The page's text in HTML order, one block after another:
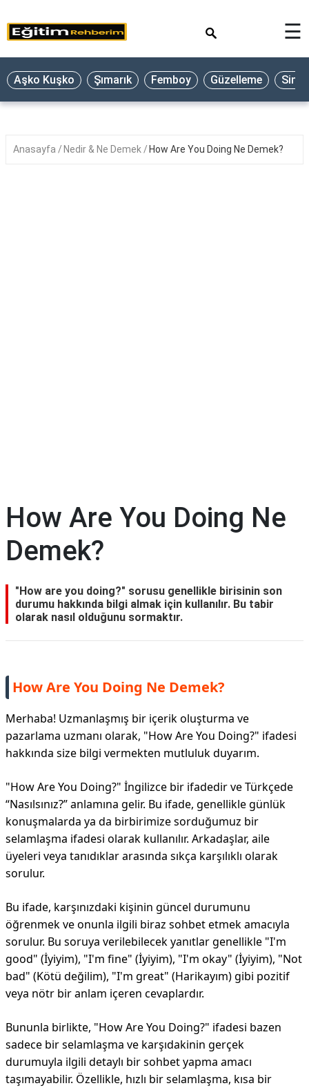
☰
Aşko Kuşko Şımarık Femboy Güzelleme
Anasayfa Nedir & Ne Demek How Are You Doing Ne Demek?
How Are You Doing Ne
Demek?
"How are you doing?" sorusu genellikle birisinin son
durumu hakkında bilgi almak için kullanılır. Bu tabir
olarak nasıl olduğunu sormaktır.
How Are You Doing Ne Demek?
Merhaba! Uzmanlaşmış bir içerik oluşturma ve
pazarlama uzmanı olarak, "How Are You Doing?" ifadesi
hakkında size bilgi vermekten mutluluk duyarım.
"How Are You Doing?" İngilizce bir ifadedir ve Türkçede
“Nasılsınız?” anlamına gelir. Bu ifade, genellikle günlük
konuşmalarda ya da birbirimize sorduğumuz bir
selamlaşma ifadesi olarak kullanılır. Arkadaşlar, aile
üyeleri veya tanıdıklar arasında sıkça karşılıklı olarak
sorulur.
Bu ifade, karşınızdaki kişinin güncel durumunu
öğrenmek ve onunla ilgili biraz sohbet etmek amacıyla
sorulur. Bu soruya verilebilecek yanıtlar genellikle "I'm
good" (İyiyim), "I'm fine" (İyiyim), "I'm okay" (İyiyim), "Not
bad" (Kötü değilim), "I'm great" (Harikayım) gibi pozitif
veya nötr bir anlam içeren cevaplardır.
Bununla birlikte, "How Are You Doing?" ifadesi bazen
sadece bir selamlaşma ve karşıdakinin gerçek
durumuyla ilgili detaylı bir sohbet yapma amacı
taşımayabilir. Özellikle, hızlı bir selamlaşma, kısa bir